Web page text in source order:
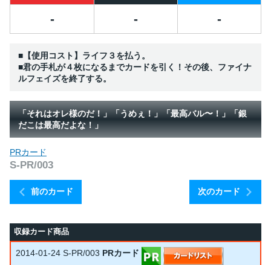
- - -
■【使用コスト】ライフ３を払う。
■君の手札が４枚になるまでカードを引く！その後、ファイナ
ルフェイズを終了する。
「それはオレ様のだ！」「うめぇ！」「最高バル〜！」「銀
だこは最高だよな！」
前のカード
PRカード
S-PR/003
次のカード
収録カード商品
2014-01-24 S-PR/003 PRカード